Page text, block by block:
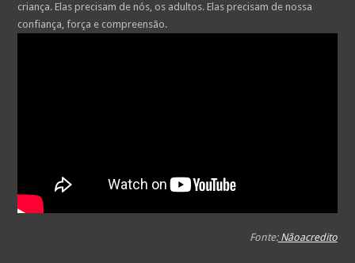
criança. Elas precisam de nós, os adultos. Elas precisam de nossa
confiança, força e compreensão.
Fonte:Nãoacredito